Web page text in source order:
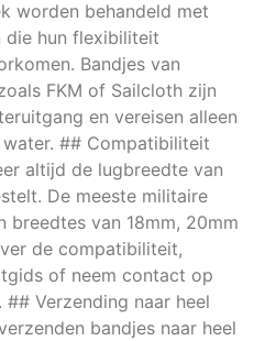
worden behandeld met
die hun flexibiliteit
Bandjes van
FKM of Sailcloth zijn
en vereisen alleen
## Compatibiliteit
altijd de lugbreedte van
De meeste militaire
breedtes van 18mm, 20mm
de compatibiliteit,
of neem contact op
Verzending naar heel
bandjes naar heel